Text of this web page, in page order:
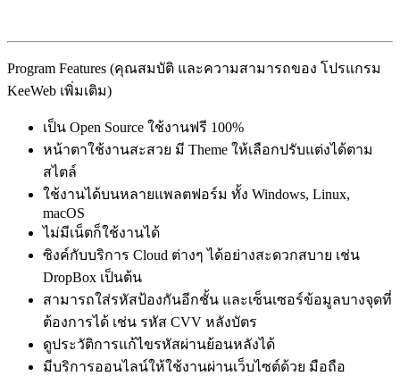
Program Features (คุณสมบัติ และความสามารถของ โปรแกรม
KeeWeb เพิ่มเติม)
เป็น Open Source ใช้งานฟรี 100%
หน้าตาใช้งานสะสวย มี Theme ให้เลือกปรับแต่งได้ตาม
สไตล์
ใช้งานได้บนหลายแพลตฟอร์ม ทั้ง Windows, Linux,
macOS
ไม่มีเน็ตก็ใช้งานได้
ซิงค์กับบริการ Cloud ต่างๆ ได้อย่างสะดวกสบาย เช่น
DropBox เป็นต้น
สามารถใส่รหัสป้องกันอีกชั้น และเซ็นเซอร์ข้อมูลบางจุดที่
ต้องการได้ เช่น รหัส CVV หลังบัตร
ดูประวัติการแก้ไขรหัสผ่านย้อนหลังได้
มีบริการออนไลน์ให้ใช้งานผ่านเว็บไซต์ด้วย มือถือ